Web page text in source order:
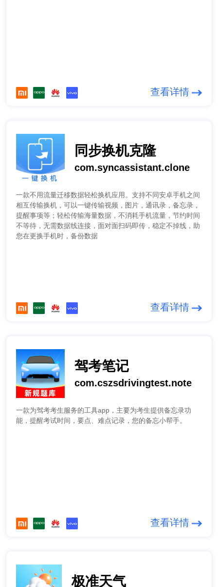
查看详情
同步换机克隆
com.syncassistant.clone
一款不用流量迁移数据轻松换机应用。支持不同安卓手机之间
相互传输换机，可以一键传输视频，图片，通讯录，备忘录，
提醒事项等；轻松传输海量数据，不消耗手机流量，节约时间
不等待，无需数据线连接，面对面扫码即传，稳定不掉线，助
您在更换手机时，备份数据
查看详情
驾考笔记
com.cszsdrivingtest.note
一款为驾考考生服务的工具app，主要为考生提供备忘录功
能，提醒考试时间，要点、难点记录，您的备忘小帮手。
查看详情
极准天气